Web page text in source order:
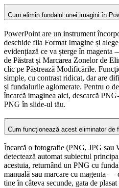
Cum elimin fundalul unei imagini în
PowerPoint are un instrument
deschide fila Format Imagine și
evidențiază ce va șterge în
de Păstrat și Marcarea Zonelor de
clic pe Păstrează Modificările.
simple, cu contrast ridicat, dar are
și fundalurile aglomerate. Pentru o
încarcă imaginea aici, descarcă
PNG în slide-ul tău.
Cum funcționează acest eliminator de
Încarcă o fotografie (PNG, JPG sau
detectează automat subiectul
acestuia, returnând un PNG cu
manuală sau marcare cu magenta —
tine în câteva secunde, gata de